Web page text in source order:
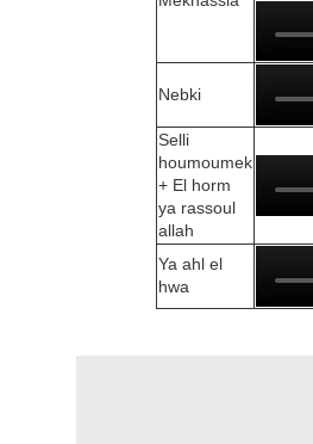
Nebki
Selli
houmoumek
+ El horm
ya rassoul
allah
Ya ahl el
hwa